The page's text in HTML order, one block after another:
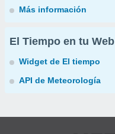
Más información
El Tiempo en tu Web
Widget de El tiempo
API de Meteorología